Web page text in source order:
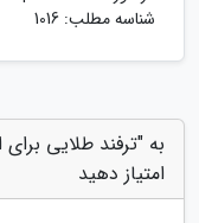
شناسه مطلب: 1016
به "ترفند طلایی
امتیاز دهید